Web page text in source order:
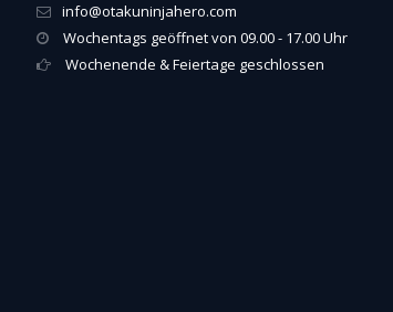
info@otakuninjahero.com
Wochentags geöffnet von 09.00 - 17.00 Uhr
Wochenende & Feiertage geschlossen